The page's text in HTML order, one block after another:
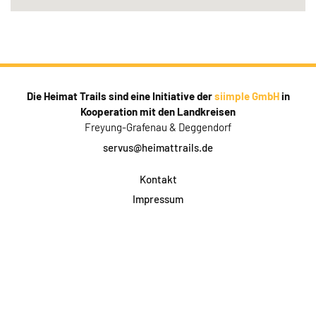
Die Heimat Trails sind eine Initiative dersiimple GmbHin
Kooperation mit den Landkreisen
Freyung-Grafenau & Deggendorf
servus@heimattrails.de
Kontakt
Impressum